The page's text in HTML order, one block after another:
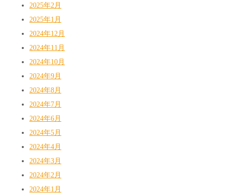
2025年2月
2025年1月
2024年12月
2024年11月
2024年10月
2024年9月
2024年8月
2024年7月
2024年6月
2024年5月
2024年4月
2024年3月
2024年2月
2024年1月